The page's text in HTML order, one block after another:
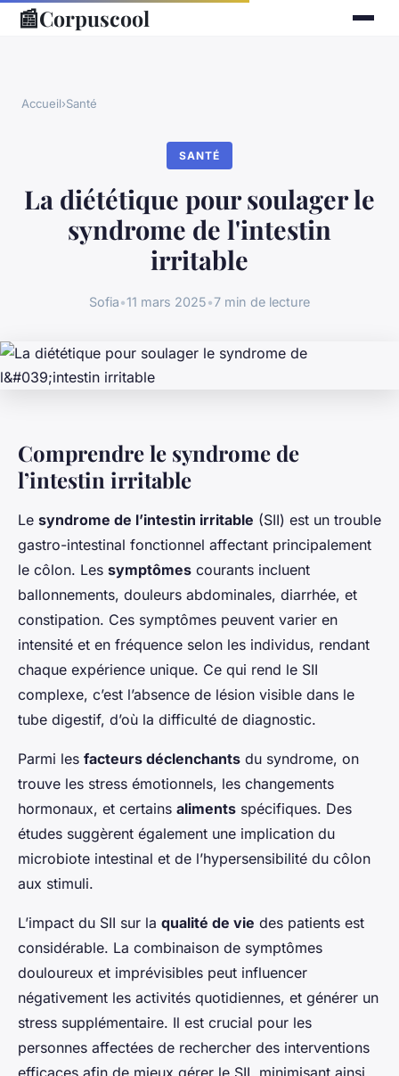
📰Corpuscool
Accueil›Santé
SANTÉ
La diététique pour soulager le
syndrome de l'intestin
irritable
Sofia•11 mars 2025•7 min de lecture
Comprendre le syndrome de
l’intestin irritable
Le syndrome de l’intestin irritable (SII) est un trouble
gastro-intestinal fonctionnel affectant principalement
le côlon. Les symptômes courants incluent
ballonnements, douleurs abdominales, diarrhée, et
constipation. Ces symptômes peuvent varier en
intensité et en fréquence selon les individus, rendant
chaque expérience unique. Ce qui rend le SII
complexe, c’est l’absence de lésion visible dans le
tube digestif, d’où la difficulté de diagnostic.
Parmi les facteurs déclenchants du syndrome, on
trouve les stress émotionnels, les changements
hormonaux, et certains aliments spécifiques. Des
études suggèrent également une implication du
microbiote intestinal et de l’hypersensibilité du côlon
aux stimuli.
L’impact du SII sur la qualité de vie des patients est
considérable. La combinaison de symptômes
douloureux et imprévisibles peut influencer
négativement les activités quotidiennes, et générer un
stress supplémentaire. Il est crucial pour les
personnes affectées de rechercher des interventions